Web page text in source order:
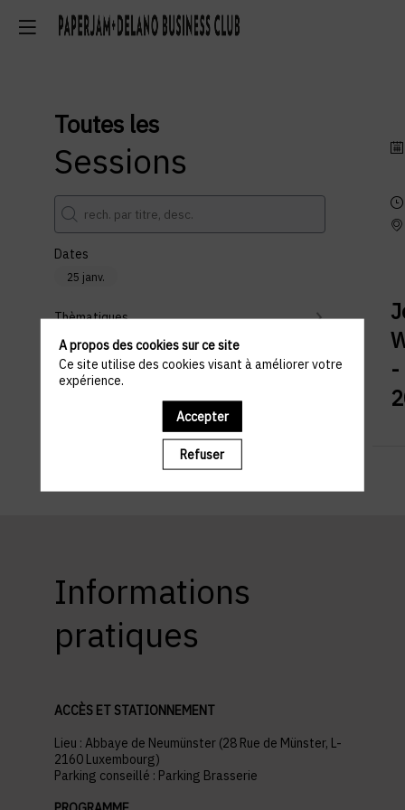
Toutes les
Sessions
Dates
25 janv.
Thèmatiques
Partenaires
Effacer tous les filtres
-
Informations
pratiques
ACCÈS ET STATIONNEMENT
Lieu : Abbaye de Neumünster (28 Rue de Münster, L-
2160 Luxembourg)
Parking conseillé : Parking Brasserie
A propos des cookies sur ce site
Ce site utilise des cookies visant à améliorer votre
expérience.
Accepter
Refuser